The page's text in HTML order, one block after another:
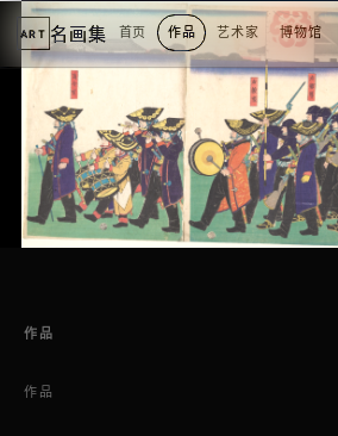
ART 名画集 首页 作品 艺术家 博物馆
5
个
看
点
1
2
3
4
5
作品
作品